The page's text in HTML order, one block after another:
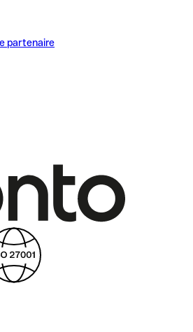
partenaire